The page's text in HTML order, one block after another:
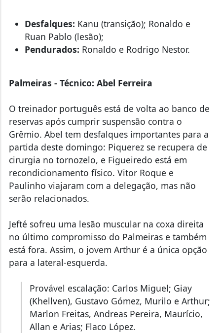
Desfalques: Kanu (transição); Ronaldo e
Ruan Pablo (lesão);
Pendurados: Ronaldo e Rodrigo Nestor.
Palmeiras - Técnico: Abel Ferreira
O treinador português está de volta ao banco de
reservas após cumprir suspensão contra o
Grêmio. Abel tem desfalques importantes para a
partida deste domingo: Piquerez se recupera de
cirurgia no tornozelo, e Figueiredo está em
recondicionamento físico. Vitor Roque e
Paulinho viajaram com a delegação, mas não
serão relacionados.
Jefté sofreu uma lesão muscular na coxa direita
no último compromisso do Palmeiras e também
está fora. Assim, o jovem Arthur é a única opção
para a lateral-esquerda.
Provável escalação: Carlos Miguel; Giay
(Khellven), Gustavo Gómez, Murilo e Arthur;
Marlon Freitas, Andreas Pereira, Maurício,
Allan e Arias; Flaco López.